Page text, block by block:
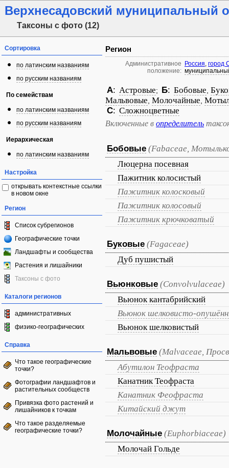
Верхнесадовский муниципальный
Таксоны с фото (12)
Сортировка
по латинским названиям
по русским названиям
По семействам
по латинским названиям
по русским названиям
Иерархическая
по латинским названиям
Настройка
открывать контекстные ссылки
в новом окне
Регион
Список субрегионов
Географические точки
Ландшафты и сообщества
Растения и лишайники
Таксоны с фото
Каталоги регионов
административных
физико-географических
Справка
Что такое географические
точки?
Фотографии ландшафтов и
растительных сообществ
Привязка фото растений и
лишайников к точкам
Что такое разделяемые
географические точки?
Регион
Административное
положение:
Россия, город
А: Астровые; Б: Бобовые
Мальвовые Молочайные
С: Сложноцветные
Включенные в определитель
Бобовые (Fabaceae,
Люцерна посевная
Пажитник колосистый
Пажитник колосковый
Пажитник колосовый
Пажитник крючковатый
Буковые (Fagaceae)
Дуб пушистый
Вьюнковые (Convolvulaceae)
Вьюнок кантабрийский
Вьюнок шелковисто-
Вьюнок шелковистый
Мальвовые (Malvaceae,
Абутилон Теофраста
Канатник Теофраста
Канатник Феофраста
Китайский джут
Молочайные (Euphorbiaceae)
Молочай Гольде